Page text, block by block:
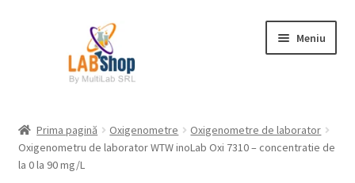
Meniu
Contul meu
Prima pagină Oxigenometre
Oxigenometre de laborator
Oxigenometru de laborator WTW inoLab Oxi 7310 – concentratie de
la 0 la 90 mg/L